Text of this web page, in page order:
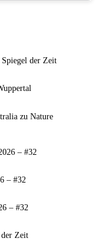
der Zeit
zu Nature
– #32
– #32
– #32
Zeit